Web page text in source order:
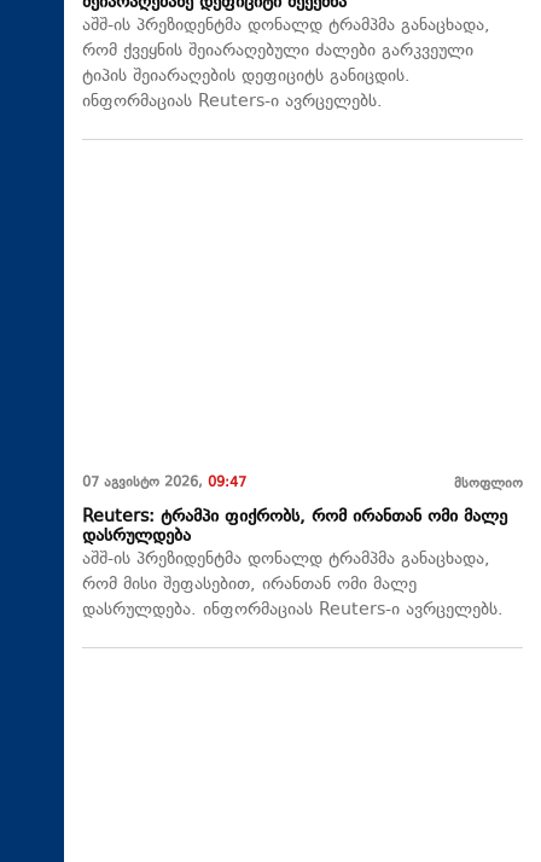
აშშ-ის პრეზიდენტმა დონალდ ტრამპმა განაცხადა,
რომ ქვეყნის შეიარაღებული ძალები გარკვეული
ტიპის შეიარაღების დეფიციტს განიცდის.
ინფორმაციას Reuters-ი ავრცელებს.
07 აგვისტო 2026, 09:47 მსოფლიო
Reuters: ტრამპი ფიქრობს, რომ ირანთან ომი მალე
დასრულდება
აშშ-ის პრეზიდენტმა დონალდ ტრამპმა განაცხადა,
რომ მისი შეფასებით, ირანთან ომი მალე
დასრულდება. ინფორმაციას Reuters-ი ავრცელებს.